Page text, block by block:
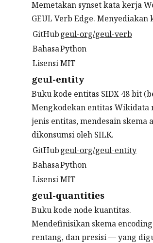
Memetakan synset kata kerja
GEUL Verb Edge.
GitHubgeul-org/geul-verb
BahasaPython
LisensiMIT
geul-entity
Buku kode entitas SIDX 48 bit
Mengkodekan entitas
jenis entitas, mendesain
dikonsumsi oleh SILK.
GitHubgeul-org/geul-entity
BahasaPython
LisensiMIT
geul-quantities
Buku kode node kuantitas.
Mendefinisikan skema
rentang, dan presisi — yang